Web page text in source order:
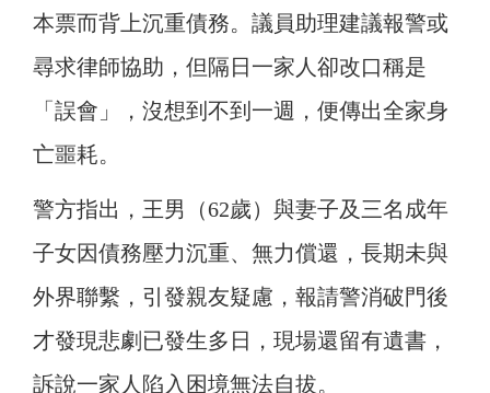
本票而背上沉重債務。議員助理建議報警或
尋求律師協助，但隔日一家人卻改口稱是
「誤會」，沒想到不到一週，便傳出全家身
亡噩耗。
警方指出，王男（62歲）與妻子及三名成年
子女因債務壓力沉重、無力償還，長期未與
外界聯繫，引發親友疑慮，報請警消破門後
才發現悲劇已發生多日，現場還留有遺書，
訴說一家人陷入困境無法自拔。